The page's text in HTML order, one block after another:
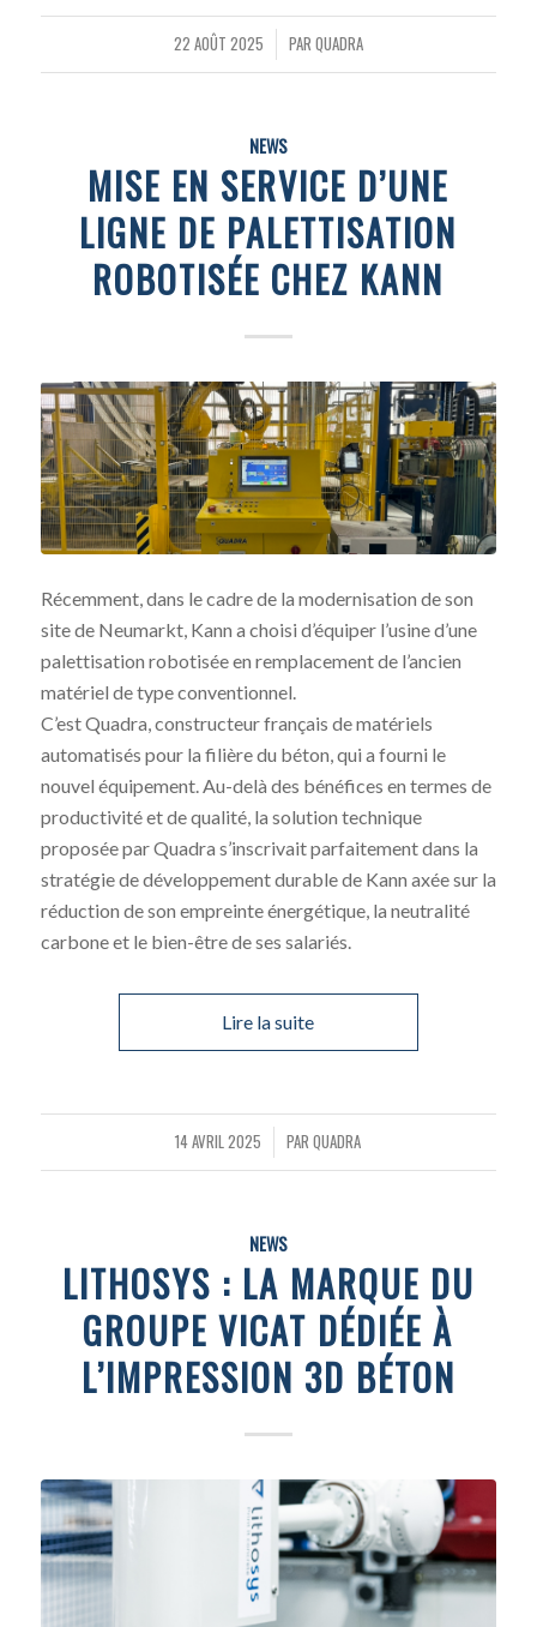
22 AOÛT 2025
/ PAR QUADRA
NEWS
MISE EN SERVICE D’UNE
LIGNE DE PALETTISATION
ROBOTISÉE CHEZ KANN
Récemment, dans le cadre de la modernisation de son
site de Neumarkt, Kann a choisi d’équiper l’usine d’une
palettisation robotisée en remplacement de l’ancien
matériel de type conventionnel.
C’est Quadra, constructeur français de matériels
automatisés pour la filière du béton, qui a fourni le
nouvel équipement. Au-delà des bénéfices en termes de
productivité et de qualité, la solution technique
proposée par Quadra s’inscrivait parfaitement dans la
stratégie de développement durable de Kann axée sur la
réduction de son empreinte énergétique, la neutralité
carbone et le bien-être de ses salariés.
Lire la suite
14 AVRIL 2025
/ PARQUADRA
NEWS
LITHOSYS : LA MARQUE DU
GROUPE VICAT DÉDIÉE À
L’IMPRESSION 3D BÉTON